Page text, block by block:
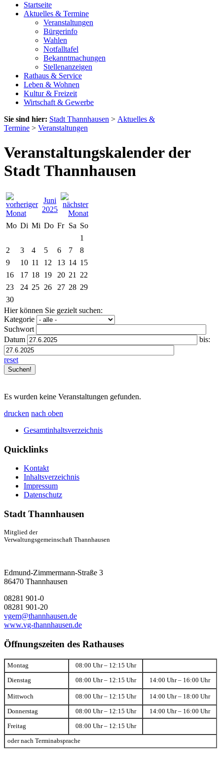
Startseite
Aktuelles & Termine
Veranstaltungen
Bürgerinfo
Wahlen
Notfalltafel
Bekanntmachungen
Stellenanzeigen
Rathaus & Service
Leben & Wohnen
Kultur & Freizeit
Wirtschaft & Gewerbe
Sie sind hier: Stadt Thannhausen > Aktuelles &
Termine > Veranstaltungen
Veranstaltungskalender der
Stadt Thannhausen
Juni
2025
Mo Di Mi Do Fr Sa So
1
2
3 4 5 6 7
8
9
10 11 12 13 14 15
16
17 18 19 20 21
22
23
24 25 26 27 28 29
30
Hier können Sie gezielt suchen:
Kategorie
Suchwort
Datum
bis:
reset
Es wurden keine Veranstaltungen gefunden.
drucken nach oben
Gesamtinhaltsverzeichnis
Quicklinks
Kontakt
Inhaltsverzeichnis
Impressum
Datenschutz
Stadt Thannhausen
Mitglied der
Verwaltungsgemeinschaft Thannhausen
Edmund-Zimmermann-Straße 3
86470 Thannhausen
08281 901-0
08281 901-20
vgem@thannhausen.de
www.vg-thannhausen.de
Öffnungszeiten des Rathauses
Montag 08:00 Uhr – 12:15 Uhr
Dienstag 08:00 Uhr – 12:15 Uhr 14:00 Uhr – 16:00 Uhr
Mittwoch 08:00 Uhr – 12:15 Uhr 14:00 Uhr – 18:00 Uhr
Donnerstag 08:00 Uhr – 12:15 Uhr 14:00 Uhr – 16:00 Uhr
Freitag 08:00 Uhr – 12:15 Uhr
oder nach Terminabsprache